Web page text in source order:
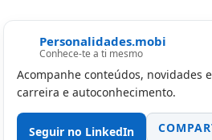
Personalidades.mobi
Conhece-te a ti mesmo
Acompanhe conteúdos, novidades
carreira e autoconhecimento.
Seguir no LinkedIn